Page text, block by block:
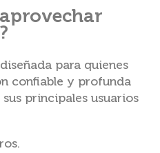
para quienes
confiable y profunda
principales usuarios